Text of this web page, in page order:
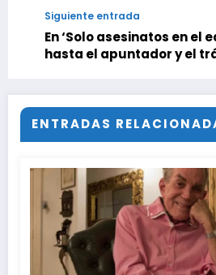
ciencia-ficción que nunca
Siguiente entrada
En ‘Solo asesinatos en el
hasta el apuntador y el
de Disney plus
ENTRADAS